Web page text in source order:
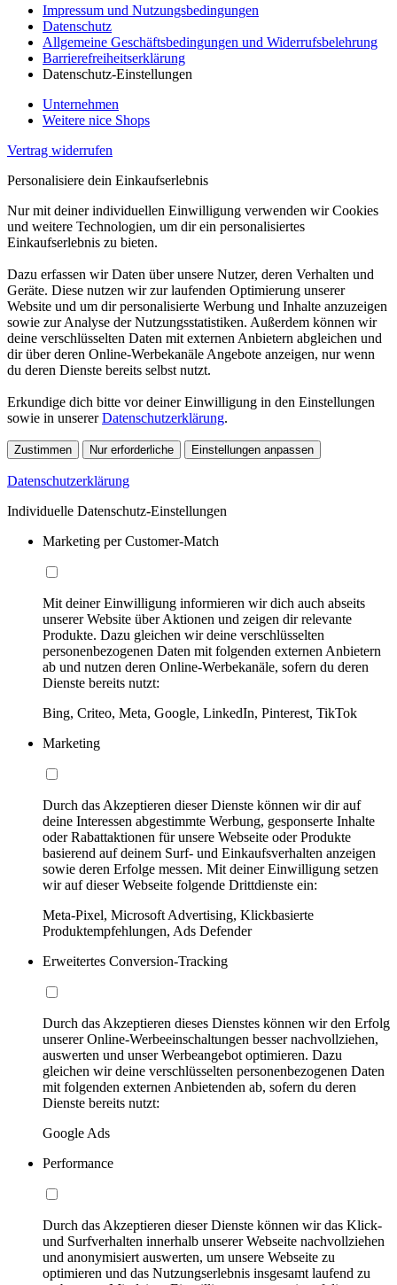
Impressum und Nutzungsbedingungen
Datenschutz
Allgemeine Geschäftsbedingungen und Widerrufsbelehrung
Barrierefreiheitserklärung
Datenschutz-Einstellungen
Unternehmen
Weitere nice Shops
Vertrag widerrufen
Personalisiere dein Einkaufserlebnis
Nur mit deiner individuellen Einwilligung verwenden wir Cookies
und weitere Technologien, um dir ein personalisiertes
Einkaufserlebnis zu bieten.
Dazu erfassen wir Daten über unsere Nutzer, deren Verhalten und
Geräte. Diese nutzen wir zur laufenden Optimierung unserer
Website und um dir personalisierte Werbung und Inhalte anzuzeigen
sowie zur Analyse der Nutzungsstatistiken. Außerdem können wir
deine verschlüsselten Daten mit externen Anbietern abgleichen und
dir über deren Online-Werbekanäle Angebote anzeigen, nur wenn
du deren Dienste bereits selbst nutzt.
Erkundige dich bitte vor deiner Einwilligung in den Einstellungen
sowie in unsererDatenschutzerklärung.
Zustimmen Nur erforderliche Einstellungen anpassen
Datenschutzerklärung
Individuelle Datenschutz-Einstellungen
Marketing per Customer-Match
Mit deiner Einwilligung informieren wir dich auch abseits
unserer Website über Aktionen und zeigen dir relevante
Produkte. Dazu gleichen wir deine verschlüsselten
personenbezogenen Daten mit folgenden externen Anbietern
ab und nutzen deren Online-Werbekanäle, sofern du deren
Dienste bereits nutzt:
Bing, Criteo, Meta, Google, LinkedIn, Pinterest, TikTok
Marketing
Durch das Akzeptieren dieser Dienste können wir dir auf
deine Interessen abgestimmte Werbung, gesponserte Inhalte
oder Rabattaktionen für unsere Webseite oder Produkte
basierend auf deinem Surf- und Einkaufsverhalten anzeigen
sowie deren Erfolge messen. Mit deiner Einwilligung setzen
wir auf dieser Webseite folgende Drittdienste ein:
Meta-Pixel, Microsoft Advertising, Klickbasierte
Produktempfehlungen, Ads Defender
Erweitertes Conversion-Tracking
Durch das Akzeptieren dieses Dienstes können wir den Erfolg
unserer Online-Werbeeinschaltungen besser nachvollziehen,
auswerten und unser Werbeangebot optimieren. Dazu
gleichen wir deine verschlüsselten personenbezogenen Daten
mit folgenden externen Anbietenden ab, sofern du deren
Dienste bereits nutzt:
Google Ads
Performance
Durch das Akzeptieren dieser Dienste können wir das Klick-
und Surfverhalten innerhalb unserer Webseite nachvollziehen
und anonymisiert auswerten, um unsere Webseite zu
optimieren und das Nutzungserlebnis insgesamt laufend zu